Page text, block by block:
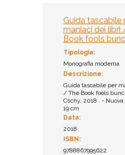
Guida tascabile
maniaci dei libri
Book fools
Tipologia:
Monografia moderna
Descrizione:
Guida tascabile per
/ The Book fools
Clichy, 2018 . - Nuova
19 cm
Data:
2018
ISBN:
9788867995622